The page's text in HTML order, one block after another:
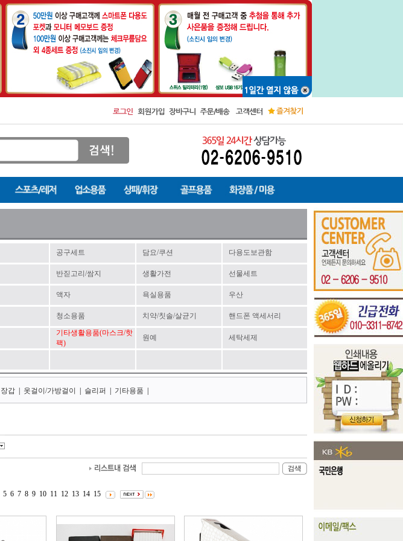
공구세트 담요/쿠션 다용도보관함
반짇고리/쌈지 생활가전 선물세트
액자 욕실용품 우산
청소용품 치약/칫솔/살균기 핸드폰 액세서리
기타생활용품(마스크/핫
팩)
원예 세탁세제
장갑 옷걸이/가방걸이 슬리퍼 기타용품
5 6 7 8 9 10 11 12 13 14 15